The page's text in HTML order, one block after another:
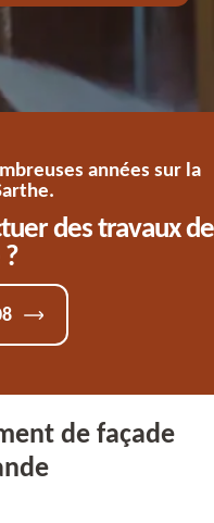
années sur la
des travaux de
de façade